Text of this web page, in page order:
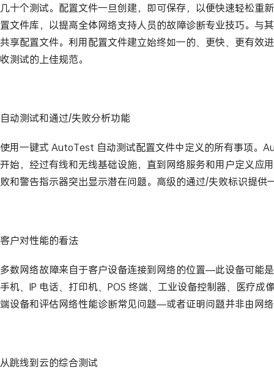
几十个测试。配置文件一旦创建，即可保存，以便快速轻松重
置文件库，以提高全体网络支持人员的故障诊断专业技巧。与
共享配置文件。利用配置文件建立始终如一的、更快、更有效
收测试的上佳规范。
自动测试和通过/失败分析功能
使用一键式 AutoTest 自动测试配置文件中定义的所有事项。
开始，经过有线和无线基础设施，直到网络服务和用户定义应
败和警告指示器突出显示潜在问题。高级的通过/失败标识提供
客户对性能的看法
多数网络故障来自于客户设备连接到网络的位置—此设备可能
手机、IP 电话、打印机、POS 终端、工业设备控制器、医疗成
端设备和评估网络性能诊断常见问题—或者证明问题并非由网
从跳线到云的综合测试